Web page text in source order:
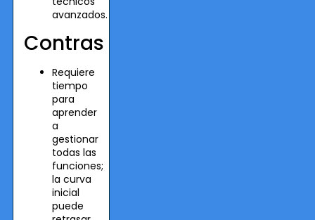
avanzados.
Contras
Requiere
tiempo
para
aprender
a
gestionar
todas las
funciones;
la curva
inicial
puede